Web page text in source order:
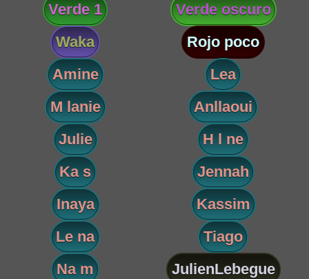
Verde 1
Verde oscuro
Waka
Rojo poco
Amine
Lea
M lanie
Anllaoui
Julie
H l ne
Ka s
Jennah
Inaya
Kassim
Le na
Tiago
Na m
JulienLebegue